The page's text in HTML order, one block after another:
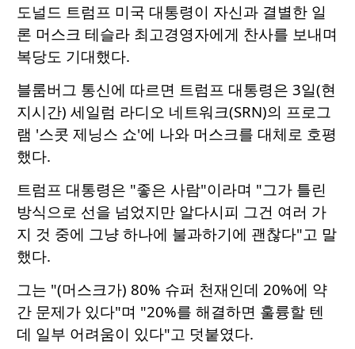
도널드 트럼프 미국 대통령이 자신과 결별한 일
론 머스크 테슬라 최고경영자에게 찬사를 보내며
복당도 기대했다.
블룸버그 통신에 따르면 트럼프 대통령은 3일(현
지시간) 세일럼 라디오 네트워크(SRN)의 프로그
램 '스콧 제닝스 쇼'에 나와 머스크를 대체로 호평
했다.
트럼프 대통령은 "좋은 사람"이라며 "그가 틀린
방식으로 선을 넘었지만 알다시피 그건 여러 가
지 것 중에 그냥 하나에 불과하기에 괜찮다"고 말
했다.
그는 "(머스크가) 80% 슈퍼 천재인데 20%에 약
간 문제가 있다"며 "20%를 해결하면 훌륭할 텐
데 일부 어려움이 있다"고 덧붙였다.